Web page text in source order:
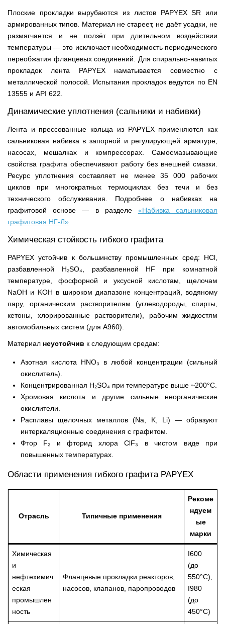
Плоские прокладки вырубаются из листов PAPYEX SR или
армированных типов. Материал не стареет, не даёт усадки, не
размягчается и не ползёт при длительном воздействии
температуры — это исключает необходимость периодического
переобжатия фланцевых соединений. Для спирально-навитых
прокладок лента PAPYEX наматывается совместно с
металлической полосой. Испытания прокладок ведутся по EN
13555 и API 622.
Динамические уплотнения (сальники и набивки)
Лента и прессованные кольца из PAPYEX применяются как
сальниковая набивка в запорной и регулирующей арматуре,
насосах, мешалках и компрессорах. Самосмазывающие
свойства графита обеспечивают работу без внешней смазки.
Ресурс уплотнения составляет не менее 35 000 рабочих
циклов при многократных термоциклах без течи и без
технического обслуживания. Подробнее о набивках на
графитовой основе — в разделе «Набивка сальниковая
графитовая НГ-Л»
Химическая стойкость гибкого графита
PAPYEX устойчив к большинству промышленных сред: HCl,
разбавленной H₂SO₄, разбавленной HF при комнатной
температуре, фосфорной и уксусной кислотам, щелочам
NaOH и KOH в широком диапазоне концентраций, водяному
пару, органическим растворителям (углеводороды, спирты,
кетоны, хлорированные растворители), рабочим жидкостям
автомобильных систем (для A960).
Материал неустойчив к следующим средам:
Азотная кислота HNO₃ в любой концентрации (сильный
окислитель).
Концентрированная H₂SO₄ при температуре выше ~200°C.
Хромовая кислота и другие сильные неорганические
окислители.
Расплавы щелочных металлов (Na, K, Li) — образуют
интеркаляционные соединения с графитом.
Фтор F₂ и фторид хлора ClF₃ в чистом виде при
повышенных температурах.
Области применения гибкого графита PAPYEX
Отрасль Типичные применения
Рекоме
ндуем
ые
марки
Химическая
и
нефтехимич
еская
промышлен
ность
Фланцевые прокладки реакторов,
насосов, клапанов, паропроводов
I600
(до
550°C),
I980
(до
450°C)